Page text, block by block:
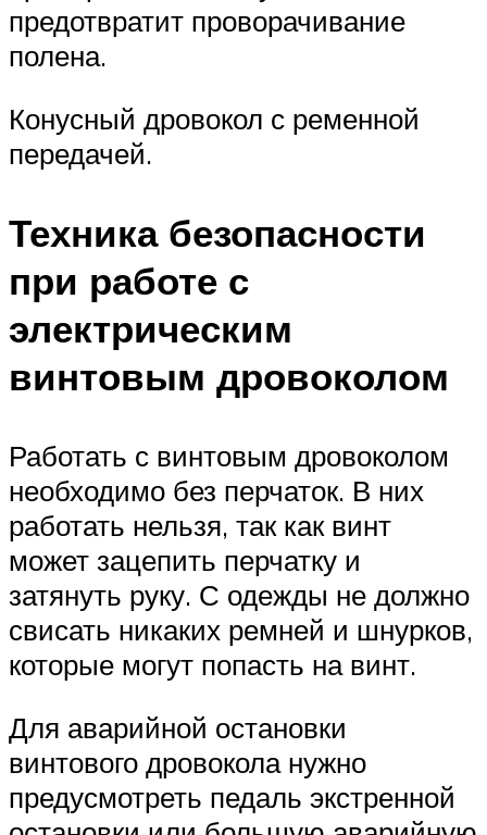
предотвратит проворачивание
полена.
Конусный дровокол с ременной
передачей.
Техника безопасности
при работе с
электрическим
винтовым дровоколом
Работать с винтовым дровоколом
необходимо без перчаток. В них
работать нельзя, так как винт
может зацепить перчатку и
затянуть руку. С одежды не должно
свисать никаких ремней и шнурков,
которые могут попасть на винт.
Для аварийной остановки
винтового дровокола нужно
предусмотреть педаль экстренной